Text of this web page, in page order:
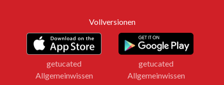
Vollversionen
getucated
Allgemeinwissen
getucated
Allgemeinwissen